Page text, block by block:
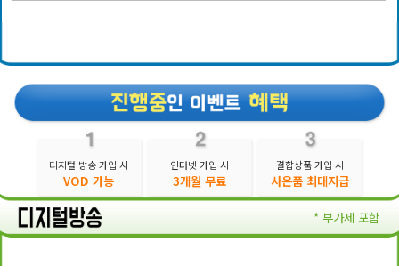
디지털 방송 가입 시
VOD 가능
인터넷 가입 시
3개월 무료
결합상품 가입 시
사은품 최대지급
* 부가세 포함